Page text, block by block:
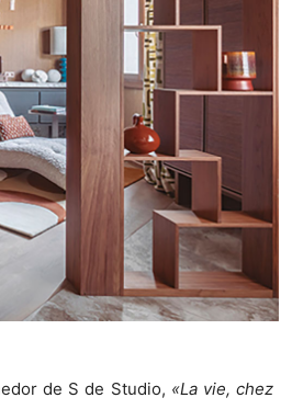
de S de Studio, «La vie, chez